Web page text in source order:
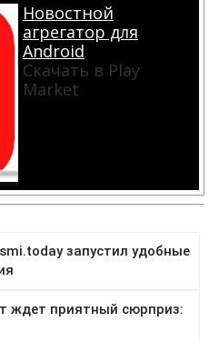
Новостной
агрегатор для
Android
Скачать в Play
Market